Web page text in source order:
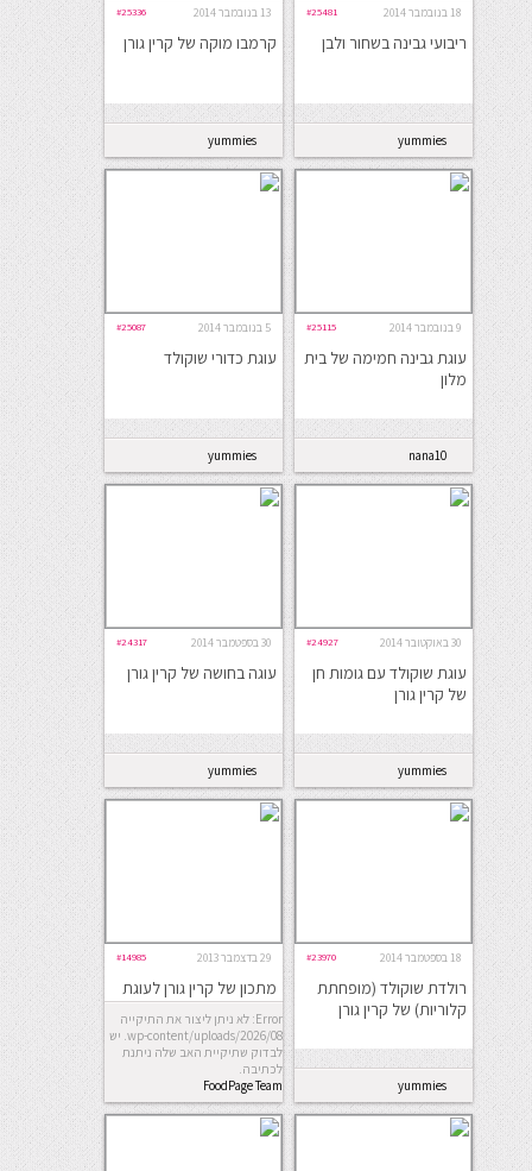
18 בנובמבר 2014 #25481
ריבועי גבינה בשחור ולבן
yummies
13 בנובמבר 2014 #25336
קרמבו מוקה של קרין גורן
yummies
9 בנובמבר 2014 #25115
עוגת גבינה חמימה של בית
מלון
nana10
5 בנובמבר 2014 #25087
עוגת כדורי שוקולד
yummies
30 באוקטובר 2014 #24927
עוגת שוקולד עם גומות חן
של קרין גורן
yummies
30 בספטמבר 2014 #24317
עוגה בחושה של קרין גורן
yummies
18 בספטמבר 2014 #23970
רולדת שוקולד (מופחתת
קלוריות) של קרין גורן
yummies
29 בדצמבר 2013 #14985
מתכון של קרין גורן לעוגת
שוקולד חמה
Error: לא ניתן ליצור את התיקייה
wp-content/uploads/2026/08. יש
לבדוק שתיקיית האב שלה ניתנת
לכתיבה.
FoodPage Team